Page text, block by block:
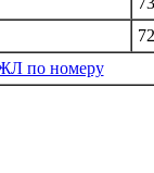
72
по номеру